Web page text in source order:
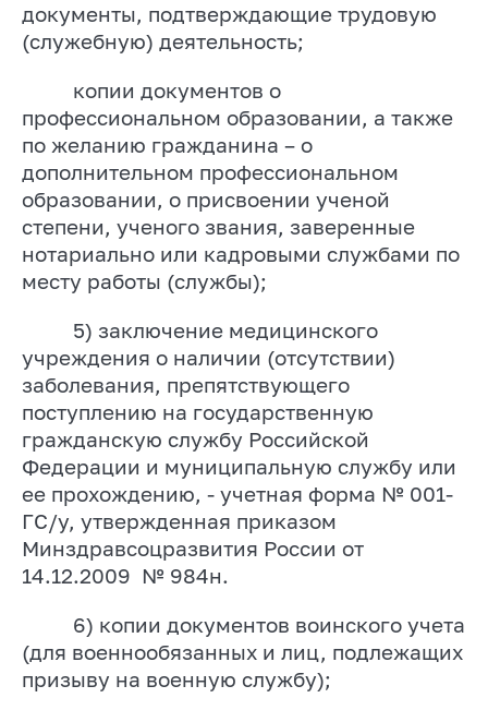
документы, подтверждающие трудовую
(служебную) деятельность;
копии документов о
профессиональном образовании, а также
по желанию гражданина – о
дополнительном профессиональном
образовании, о присвоении ученой
степени, ученого звания, заверенные
нотариально или кадровыми службами по
месту работы (службы);
5) заключение медицинского
учреждения о наличии (отсутствии)
заболевания, препятствующего
поступлению на государственную
гражданскую службу Российской
Федерации и муниципальную службу или
ее прохождению, - учетная форма № 001-
ГС/у, утвержденная приказом
Минздравсоцразвития России от
14.12.2009 № 984н.
6) копии документов воинского учета
(для военнообязанных и лиц, подлежащих
призыву на военную службу);